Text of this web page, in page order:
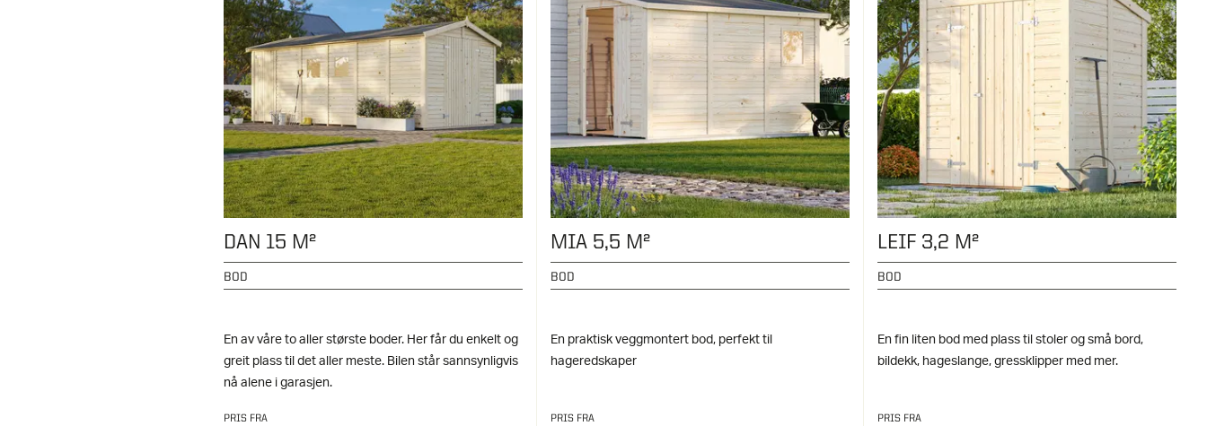
DAN 15 M²
BOD
En av våre to aller største boder. Her får du enkelt og
greit plass til det aller meste. Bilen står sannsynligvis
nå alene i garasjen.
PRIS FRA
MIA 5,5 M²
BOD
En praktisk veggmontert bod, perfekt til
hageredskaper
PRIS FRA
LEIF 3,2 M²
BOD
En fin liten bod med plass til stoler og små bord,
bildekk, hageslange, gressklipper med mer.
PRIS FRA